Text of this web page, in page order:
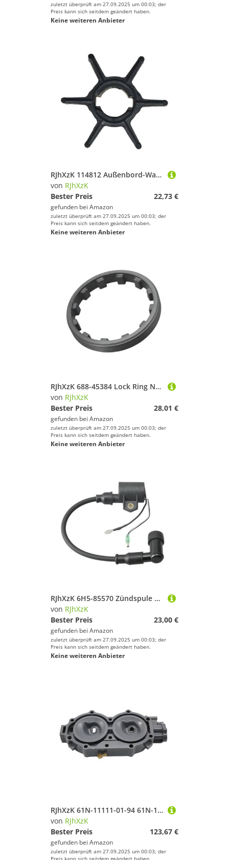
zuletzt überprüft am 27.09.2025 um 00:03; der
Preis kann sich seitdem geändert haben.
Keine weiteren Anbieter
RJhXzK 114812 Außenbord-Wasserpumpenlaufrad passend for Evinrude/OMC-Motor 2 3 3,3 PS 0114812 114812 114812-00 Bootsmotorteile
von RJhXzK
Bester Preis
22,73 €
gefunden bei Amazon
zuletzt überprüft am 27.09.2025 um 00:03; der
Preis kann sich seitdem geändert haben.
Keine weiteren Anbieter
RJhXzK 688-45384 Lock Ring Nut Outboard Fit for Ymh Outboard Motor 2T 50-140HP or 4T F45-F115 Parsun T85 T90 Engine 688-45384-00
von RJhXzK
Bester Preis
28,01 €
gefunden bei Amazon
zuletzt überprüft am 27.09.2025 um 00:03; der
Preis kann sich seitdem geändert haben.
Keine weiteren Anbieter
RJhXzK 6H5-85570 Zündspule Fit for ymh Außenbordmotor 2Strokr 40HP 48HP 50HP 2 Hub 3 Zylinder L3 6H5-85570-00 6H585570 Boot Motor
von RJhXzK
Bester Preis
23,00 €
gefunden bei Amazon
zuletzt überprüft am 27.09.2025 um 00:03; der
Preis kann sich seitdem geändert haben.
Keine weiteren Anbieter
RJhXzK 61N-11111-01-94 61N-11111-01-1S Kopf Zylinder 1 Fit for ymh Außenbordmotor 2T 25HP 30HP 61N-11111-1S 61N-11111-00 61N-11111-00-94
von RJhXzK
Bester Preis
123,67 €
gefunden bei Amazon
zuletzt überprüft am 27.09.2025 um 00:03; der
Preis kann sich seitdem geändert haben.